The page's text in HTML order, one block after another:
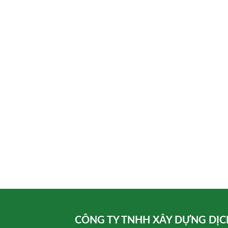
CÔNG TY TNHH XÂY DỰNG